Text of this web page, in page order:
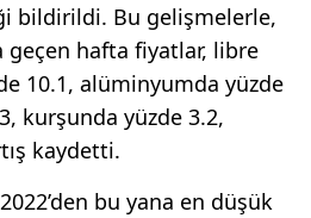
bildirildi. Bu gelişmelerle,
geçen hafta fiyatlar, libre
10.1, alüminyumda yüzde
kurşunda yüzde 3.2,
kaydetti.
bu yana en düşük